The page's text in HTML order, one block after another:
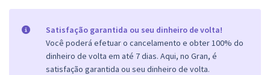
Satisfação garantida ou seu dinheiro de volta!
Você poderá efetuar o cancelamento e obter 100% do
dinheiro de volta em até 7 dias. Aqui, no Gran, é
satisfação garantida ou seu dinheiro de volta.